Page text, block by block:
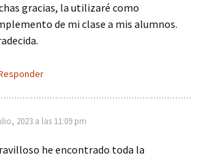
gracias, la utilizaré como
de mi clase a mis alumnos.
2023 a las 11:09 pm
he encontrado toda la